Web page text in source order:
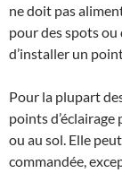
ne doit pas
pour des spots ou
d’installer un
Pour la plupart
points
ou au sol. Elle
commandée,